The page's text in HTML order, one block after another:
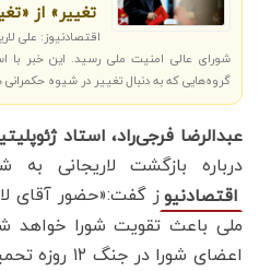
تغییر» از
شورای عالی امنیت ملی رسید. این خبر با
گروه‌هایی که به دنبال تغییر در شیوه
عبدالرضا فرجی‌راد، استاد
درباره بازگشت لاریجانی
اقتصادنیوز گفت:«حضور آقای
ملی باعث تقویت شورا خواهد
اعضای شورا